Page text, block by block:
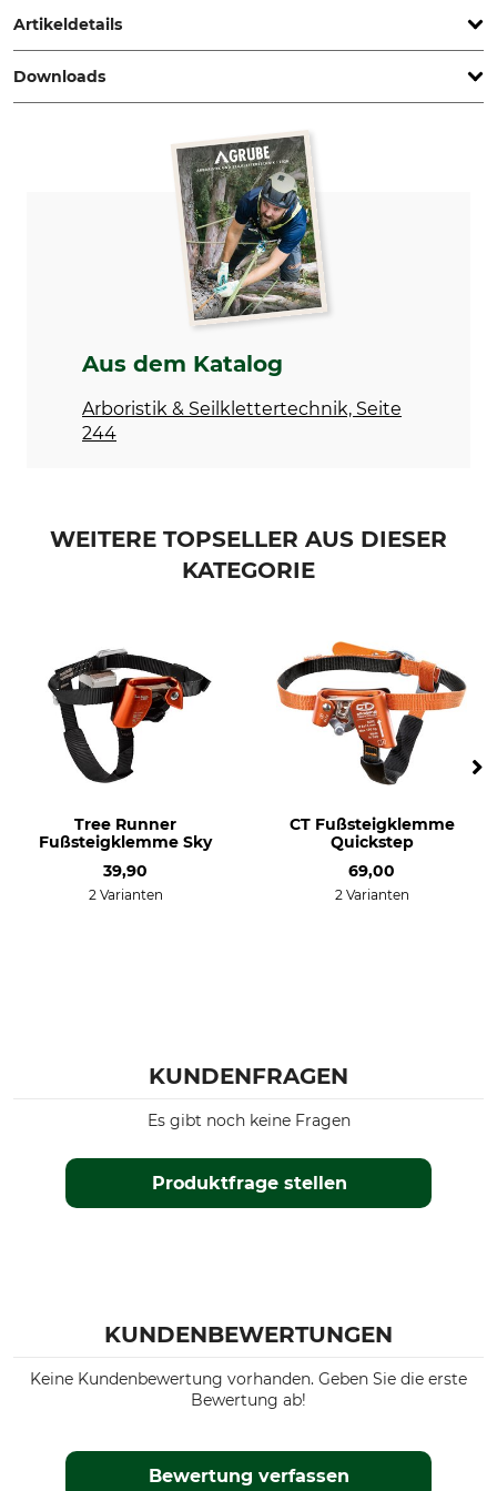
Artikeldetails
Marke
Edelrid
Fußsteigklemme
Modellbezeichnung
Downloads
Bedienungsanleitung | Manual_56-285_intl.pdf
Aus dem Katalog
Arboristik & Seilklettertechnik, Seite
244
WEITERE TOPSELLER AUS DIESER
KATEGORIE
Tree Runner
Fußsteigklemme Sky
39,90
2 Varianten
CT Fußsteigklemme
Quickstep
69,00
2 Varianten
KUNDENFRAGEN
Produktfrage stellen
Es gibt noch keine Fragen
KUNDENBEWERTUNGEN
Keine Kundenbewertung vorhanden. Geben Sie die erste
Bewertung ab!
Bewertung verfassen